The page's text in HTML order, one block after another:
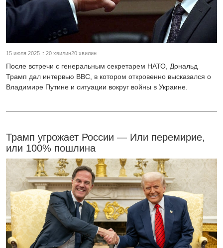
15 июля 2025 :: 20 хвилин20 хвилин
После встречи с генеральным секретарем НАТО, Дональд
Трамп дал интервью BBC, в котором откровенно высказался о
Владимире Путине и ситуации вокруг войны в Украине.
Трамп угрожает России — Или перемирие,
или 100% пошлина